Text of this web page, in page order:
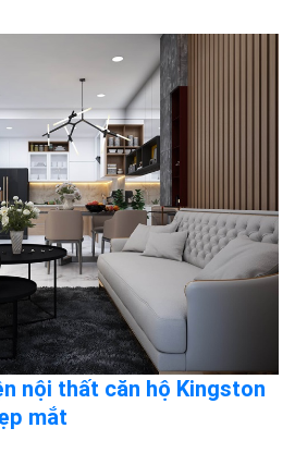
nội thất căn hộ Kingston
mắt